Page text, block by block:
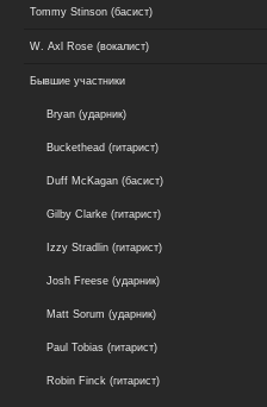
Tommy Stinson (басист)
W. Axl Rose (вокалист)
Бывшие участники
Bryan (ударник)
Buckethead (гитарист)
Duff McKagan (басист)
Gilby Clarke (гитарист)
Izzy Stradlin (гитарист)
Josh Freese (ударник)
Matt Sorum (ударник)
Paul Tobias (гитарист)
Robin Finck (гитарист)